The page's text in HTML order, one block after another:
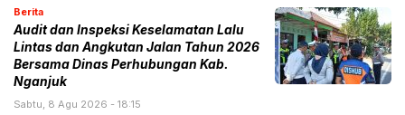
Berita
Audit dan Inspeksi Keselamatan Lalu
Lintas dan Angkutan Jalan Tahun 2026
Bersama Dinas Perhubungan Kab.
Nganjuk
Sabtu, 8 Agu 2026 - 18:15